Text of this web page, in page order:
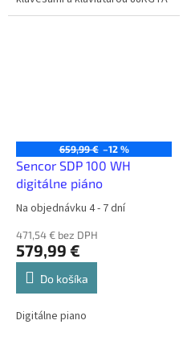
659,99 € –12 %
Sencor SDP 100 WH
digitálne piáno
Na objednávku 4 - 7 dní
471,54 € bez DPH
579,99 €
Do košíka
Digitálne piano